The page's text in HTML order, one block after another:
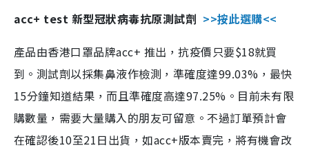
acc+ test 新型冠狀病毒抗原測試劑 >>按此選購<<
產品由香港口罩品牌acc+ 推出，抗疫價只要$18就買
到。測試劑以採集鼻液作檢測，準確度達99.03%，最快
15分鐘知道結果，而且準確度高達97.25%。目前未有限
購數量，需要大量購入的朋友可留意。不過訂單預計會
在確認後10至21日出貨，如acc+版本賣完，將有機會改